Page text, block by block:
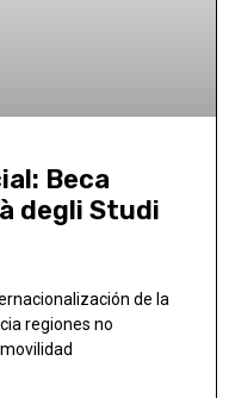
Beca
degli Studi
de la
regiones no